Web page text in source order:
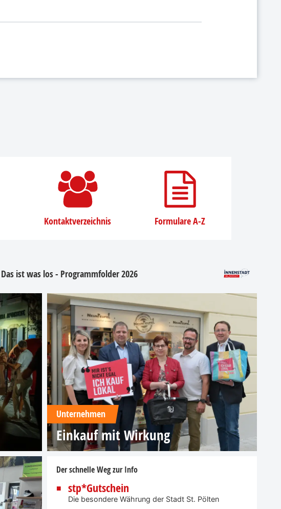
Kontaktverzeichnis Formulare A-Z
Das ist was los - Programmfolder 2026
Unternehmen
Einkauf mit Wirkung
Der schnelle Weg zur Info
stp*Gutschein
Die besondere Währung der Stadt St. Pölten